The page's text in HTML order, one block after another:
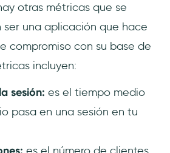
otras métricas que se
una aplicación que hace
compromiso con su base de
incluyen:
sesión: es el tiempo medio
pasa en una sesión en tu